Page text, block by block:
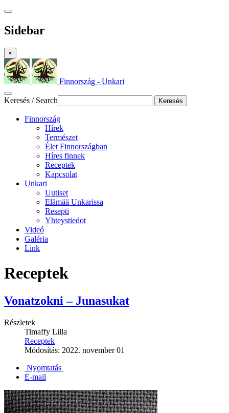
Sidebar
×
Finnország - Unkari
Keresés / Search Keresés
Finnország
Hírek
Természet
Élet Finnországban
Híres finnek
Receptek
Kapcsolat
Unkari
Uutiset
Elämää Unkarissa
Resepti
Yhteystiedot
Videó
Galéria
Link
Receptek
Vonatzokni – Junasukat
Részletek
Timaffy Lilla
Receptek
Módosítás: 2022. november 01
Nyomtatás
E-mail